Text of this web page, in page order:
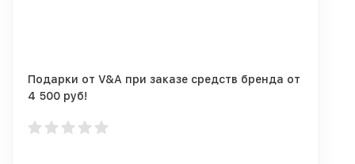
Подарки от V&A при заказе средств бренда от
4 500 руб!